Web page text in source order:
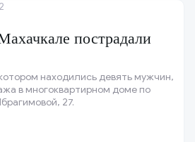
пострадали
находились девять мужчин,
в многоквартирном доме по
27.